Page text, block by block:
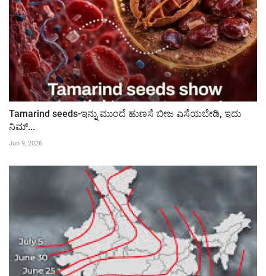
Tamarind seeds-ಇನ್ನು ಮುಂದೆ ಹುಣಸೆ ಬೀಜ ಎಸೆಯಬೇಡಿ, ಇದು
ನಿಮ್...
Jun 9, 2026